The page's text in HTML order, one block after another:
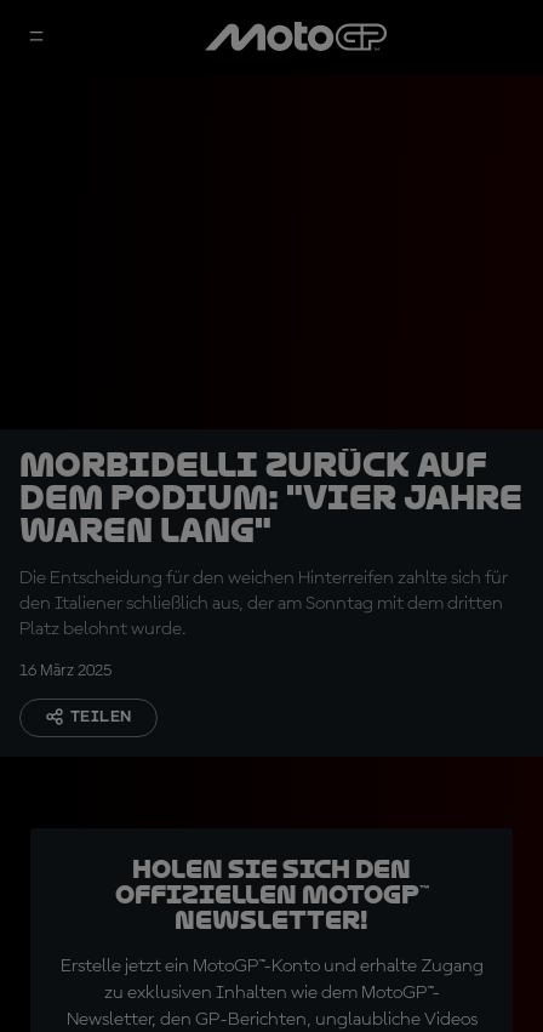
Morbidelli zurück auf
dem Podium: "Vier Jahre
waren lang"
Die Entscheidung für den weichen Hinterreifen zahlte sich für
den Italiener schließlich aus, der am Sonntag mit dem dritten
Platz belohnt wurde.
16 März 2025
TEILEN
Holen Sie sich den
offiziellen MotoGP™
Newsletter!
Erstelle jetzt ein MotoGP™-Konto und erhalte Zugang
zu exklusiven Inhalten wie dem MotoGP™-
Newsletter, den GP-Berichten, unglaubliche Videos